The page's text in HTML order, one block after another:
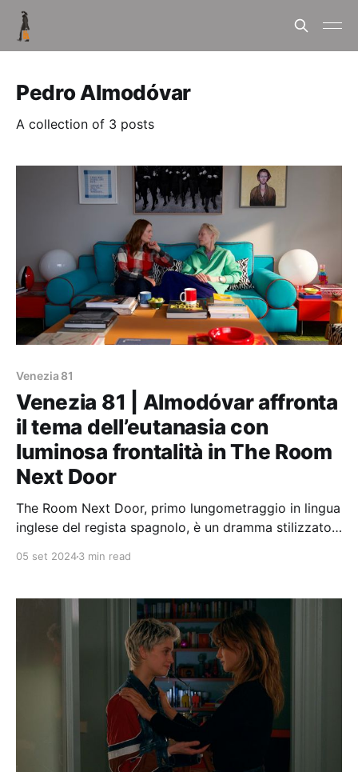
Pedro Almodóvar
A collection of 3 posts
Venezia 81
Venezia 81 | Almodóvar affronta
il tema dell’eutanasia con
luminosa frontalità in The Room
Next Door
The Room Next Door, primo lungometraggio in lingua
inglese del regista spagnolo, è un dramma stilizzato
05 set 20243 min read